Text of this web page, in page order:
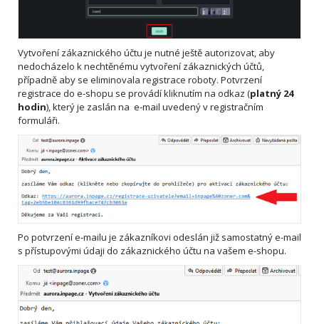
Vytvoření zákaznického účtu je nutné ještě autorizovat, aby
nedocházelo k nechtěnému vytvoření zákaznických účtů,
případně aby se eliminovala registrace roboty. Potvrzení
registrace do e-shopu se provádí kliknutím na odkaz (platný 24
hodin), který je zaslán na e-mail uvedený v registračním
formuláři.
Po potvrzení e-mailu je zákazníkovi odeslán již samostatný e-mail
s přístupovými údaji do zákaznického účtu na vašem e-shopu.